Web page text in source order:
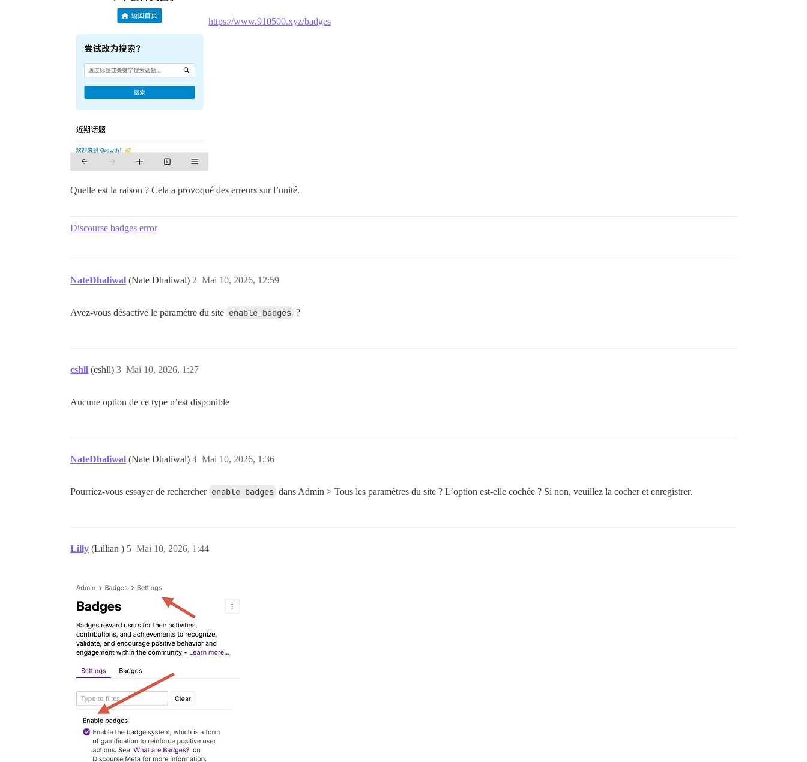
https://www.910500.xyz/badges
Quelle est la raison ? Cela a provoqué des erreurs sur l’unité.
Discourse badges error
NateDhaliwal (Nate Dhaliwal) Mai 10, 2026, 12:59
2
Avez-vous désactivé le paramètre du site enable_badges ?
cshll (cshll) Mai 10, 2026, 1:27
3
Aucune option de ce type n’est disponible
NateDhaliwal (Nate Dhaliwal) Mai 10, 2026, 1:36
4
Pourriez-vous essayer de rechercher enable badges dans Admin > Tous les paramètres du site ? L’option est-elle cochée ? Si non, veuillez la cocher et enregistrer.
Lilly (Lillian ) Mai 10, 2026, 1:44
5